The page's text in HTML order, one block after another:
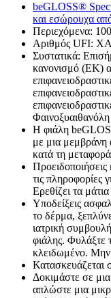
beGLOSS®
και εσώρουχα
Περιεχόμενα:
Αριθμός UFI:
Συστατικά:
κανονισμό (ΕΚ)
Φαινοξυαιθανόλη
Η φιάλη
με μια μεμβράνη
κατά τη
Προειδοποιήσεις
τις πληροφορίες
Ερεθίζει τα
Υποδείξεις
το δέρμα,
ιατρική
φιάλης. Φυλάξτε
κλειδωμένο. Μην
Κατασκευάζεται
Δοκιμάστε σε
απλώστε μια